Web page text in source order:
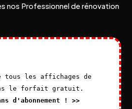
nos Professionnel de rénovation
tous les affichages de
le forfait gratuit.
d'abonnement ! >>